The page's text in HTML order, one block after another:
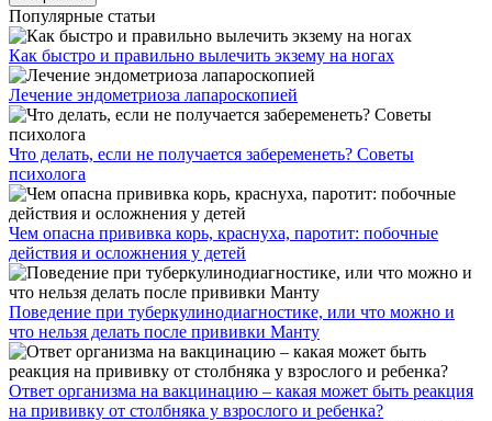
Популярные статьи
Как быстро и правильно вылечить экзему на ногах
Лечение эндометриоза лапароскопией
Что делать, если не получается забеременеть? Советы
психолога
Чем опасна прививка корь, краснуха, паротит: побочные
действия и осложнения у детей
Поведение при туберкулинодиагностике, или что можно и
что нельзя делать после прививки Манту
Ответ организма на вакцинацию – какая может быть реакция
на прививку от столбняка у взрослого и ребенка?